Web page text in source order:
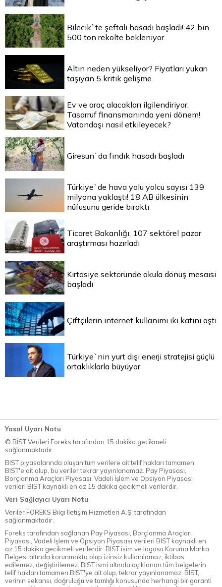
Bilecik`te şeftali hasadı başladı! 42 bin
500 ton rekolte bekleniyor
Altın neden yükseliyor? Fiyatları yukarı
taşıyan 5 kritik gelişme
Ev ve araç alacakları ilgilendiriyor:
Tasarruf finansmanında yeni dönem!
Vatandaşı nasıl etkileyecek?
Giresun`da fındık hasadı başladı
Türkiye`de hava yolu yolcu sayısı 139
milyona yaklaştı! 18 AB ülkesinin
nüfusunu geride bıraktı
Ticaret Bakanlığı, 107 sektörel pazar
araştırması hazırladı
Kırtasiye sektöründe okula dönüş mesaisi
başladı
Çiftçilerin internet kullanımı iki katını aştı
Türkiye`nin yurt dışı enerji stratejisi güçlü
ortaklıklarla büyüyor
Yasal Uyarı Notu
© BİST Verileri Foreks tarafından 15 dakika gecikmeli
sağlanmaktadır.
BIST piyasalarında oluşan tüm verilere ait telif hakları tamamen
BIST'e ait olup, bu veriler tekrar yayınlanamaz. Pay Piyasası,
Borçlanma Araçları Piyasası, Vadeli İşlem ve Opsiyon Piyasası
verileri BIST kaynaklı en az 15 dakika gecikmeli verilerdir.
Veri Sağlayıcı Uyarı Notu
Veriler FOREKS Bilgi İletişim Hizmetleri A.Ş. tarafından
sağlanmaktadır.
Foreks tarafından sağlanan Pay Piyasası, Borçlanma Araçları
Piyasası, Vadeli İşlem ve Opsiyon Piyasası verileri BIST kaynaklı en
az 15 dakika gecikmeli verilerdir. BIST isim ve logosu Koruma Marka
Belgesi altında korunmakta olup izinsiz kullanılamaz, iktibas
edilemez, değiştirilemez. BIST ismi altında açıklanan tüm belgelerin
telif hakları tamamen BIST'ye ait olup, tekrar yayınlanamaz. BIST,
verinin sekansı, doğruluğu ve tamlığı konusunda herhangi bir garanti